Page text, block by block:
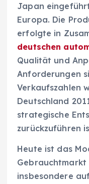
Japan
Europa. Die
erfolgte in
deutschen
Qualität und
Anforderungen
Verkaufszahlen
Deutschland
strategische
zurückzuführen
Heute ist das
Gebrauchtmarkt
insbesondere